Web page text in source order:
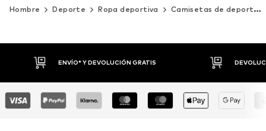
Hombre Deporte Ropa deportiva Camisetas de deporte
ENVÍO* Y DEVOLUCIÓN GRATIS